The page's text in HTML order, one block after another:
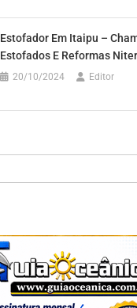
Estofador Em Itaipu –
Estofados E Reformas
20/10/2024 Editor